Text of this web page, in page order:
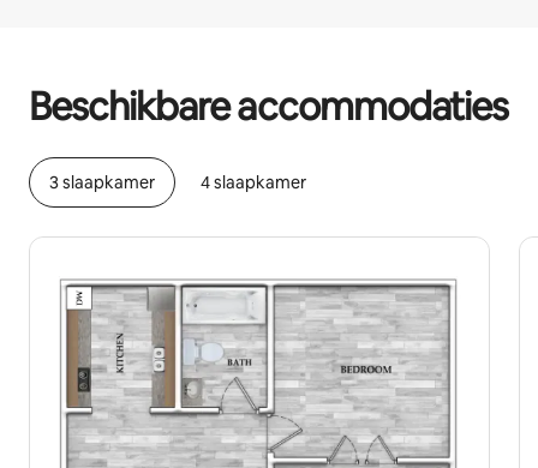
Beschikbare accommodaties
3 slaapkamer 4 slaapkamer